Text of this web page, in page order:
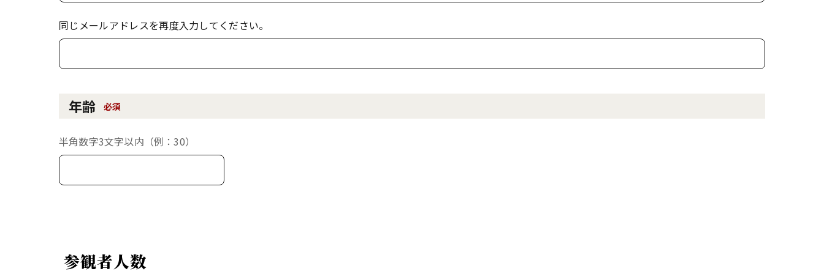
同じメールアドレスを再度入力してください。
年齢 必須
半角数字3文字以内（例：30）
参観者人数